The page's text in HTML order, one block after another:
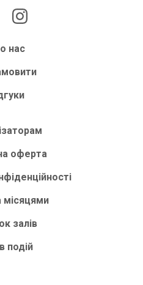
нас
оферта
місяцями
залів
подій